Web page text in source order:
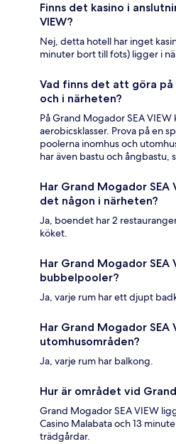
Finns det kasino i
VIEW?
Nej, detta hotell har inget
minuter bort till fots) ligger i
Vad finns det att göra på
och i närheten?
På Grand Mogador SEA
aerobicsklasser. Prova på en
poolerna inomhus och
har även bastu och ångbastu,
Har Grand Mogador SEA
det någon i närheten?
Ja, boendet har 2
köket.
Har Grand Mogador SEA
bubbelpooler?
Ja, varje rum har ett djupt
Har Grand Mogador SEA
utomhusområden?
Ja, varje rum har balkong.
Hur är området vid
Grand Mogador SEA VIEW
Casino Malabata och 13
trädgårdar.